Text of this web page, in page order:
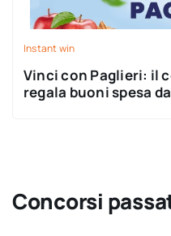
Instant win
Vinci con Paglieri: il
regala buoni spesa
Concorsi